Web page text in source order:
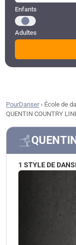
Public
Enfants
Adultes
PourDanser› École de
QUENTIN COUNTRY
1 STYLE DE